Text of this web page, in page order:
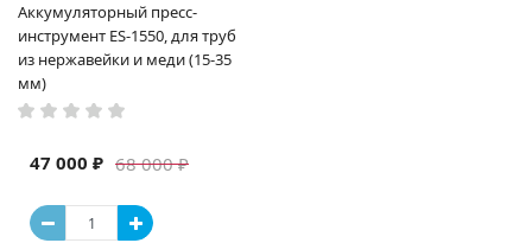
Аккумуляторный пресс-
инструмент ES-1550, для труб
из нержавейки и меди (15-35
мм)
68 000 ₽
47 000 ₽